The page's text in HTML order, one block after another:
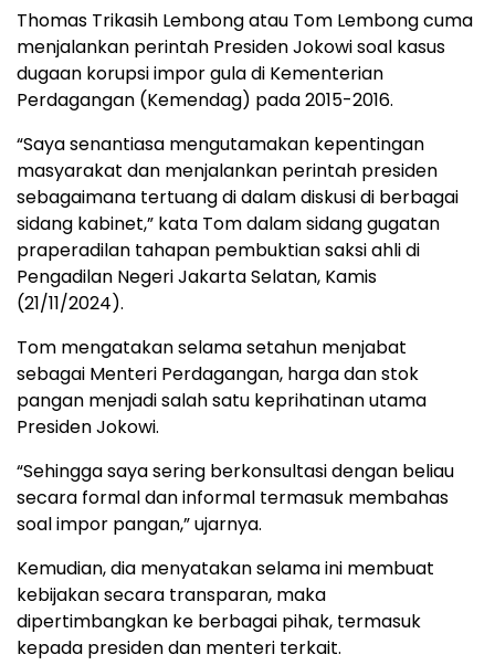
Thomas Trikasih Lembong atau Tom Lembong cuma
menjalankan perintah Presiden Jokowi soal kasus
dugaan korupsi impor gula di Kementerian
Perdagangan (Kemendag) pada 2015-2016.
“Saya senantiasa mengutamakan kepentingan
masyarakat dan menjalankan perintah presiden
sebagaimana tertuang di dalam diskusi di berbagai
sidang kabinet,” kata Tom dalam sidang gugatan
praperadilan tahapan pembuktian saksi ahli di
Pengadilan Negeri Jakarta Selatan, Kamis
(21/11/2024).
Tom mengatakan selama setahun menjabat
sebagai Menteri Perdagangan, harga dan stok
pangan menjadi salah satu keprihatinan utama
Presiden Jokowi.
“Sehingga saya sering berkonsultasi dengan beliau
secara formal dan informal termasuk membahas
soal impor pangan,” ujarnya.
Kemudian, dia menyatakan selama ini membuat
kebijakan secara transparan, maka
dipertimbangkan ke berbagai pihak, termasuk
kepada presiden dan menteri terkait.